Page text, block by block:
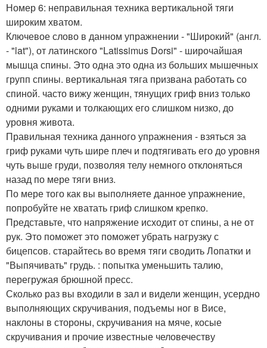
Номер 6: неправильная техника вертикальной тяги
широким хватом.
Ключевое слово в данном упражнении - "Широкий" (англ.
- "lat"), от латинского "Latissimus Dorsi" - широчайшая
мышца спины. Это одна это одна из больших мышечных
групп спины. вертикальная тяга призвана работать со
спиной. часто вижу женщин, тянущих гриф вниз только
одними руками и толкающих его слишком низко, до
уровня живота.
Правильная техника данного упражнения - взяться за
гриф руками чуть шире плеч и подтягивать его до уровня
чуть выше груди, позволяя телу немного отклоняться
назад по мере тяги вниз.
По мере того как вы выполняете данное упражнение,
попробуйте не хватать гриф слишком крепко.
Представьте, что напряжение исходит от спины, а не от
рук. Это поможет это поможет убрать нагрузку с
бицепсов. старайтесь во время тяги сводить Лопатки и
"Выпячивать" грудь. : попытка уменьшить талию,
перегружая брюшной пресс.
Сколько раз вы входили в зал и видели женщин, усердно
выполняющих скручивания, подъемы ног в Висе,
наклоны в стороны, скручивания на мяче, косые
скручивания и прочие известные человечеству